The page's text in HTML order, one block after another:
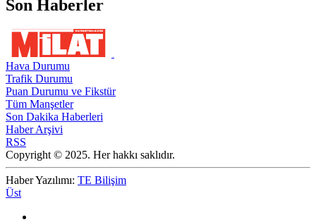
Son Haberler
Hava Durumu
Trafik Durumu
Puan Durumu ve Fikstür
Tüm Manşetler
Son Dakika Haberleri
Haber Arşivi
RSS
Copyright © 2025. Her hakkı saklıdır.
Haber Yazılımı: TE Bilişim
Üst